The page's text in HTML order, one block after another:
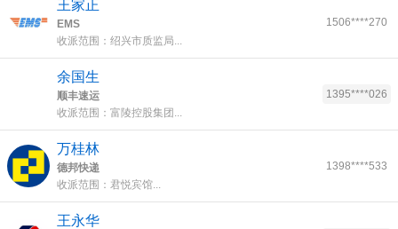
王家正
EMS
收派范围：绍兴市质监局...
1506****270
余国生
顺丰速运
收派范围：富陵控股集团...
1395****026
万桂林
德邦快递
收派范围：君悦宾馆...
1398****533
王永华